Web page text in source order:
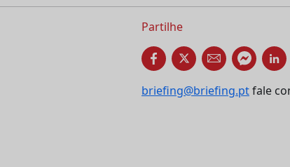
Partilhe
briefing@briefing.ptfale